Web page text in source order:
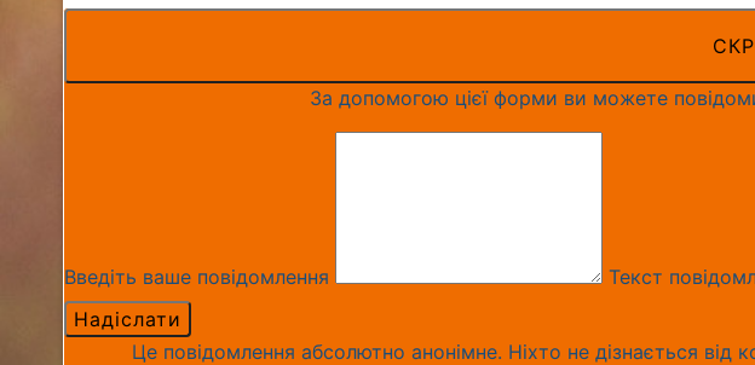
За допомогою цієї форми ви можете
Введіть ваше повідомлення Текст
Це повідомлення абсолютно анонімне. Ніхто не дізнається від